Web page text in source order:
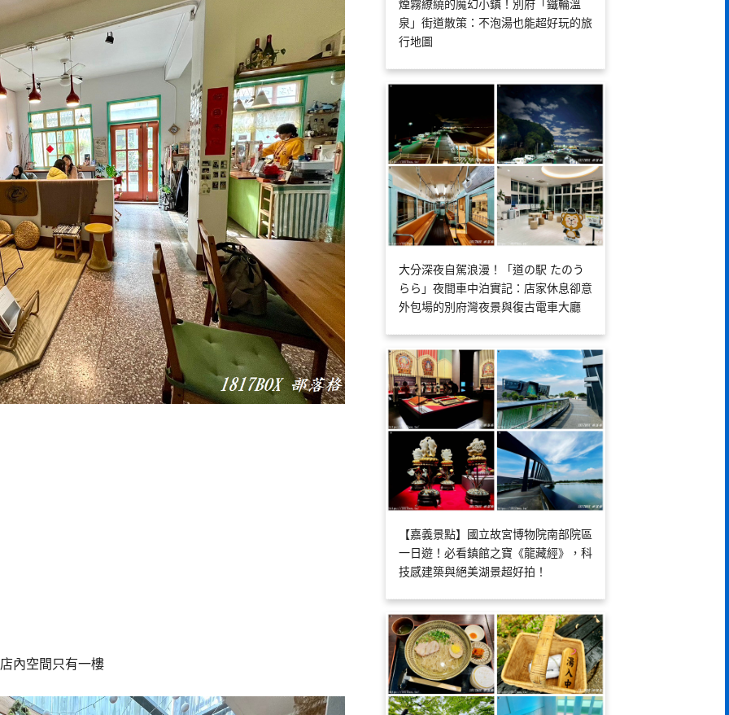
店內空間只有一樓
煙霧繚繞的魔幻小鎮！別府「鐵輪溫
泉」街道散策：不泡湯也能超好玩的旅
行地圖
大分深夜自駕浪漫！「道の駅 たのう
らら」夜間車中泊實記：店家休息卻意
外包場的別府灣夜景與復古電車大廳
【嘉義景點】國立故宮博物院南部院區
一日遊！必看鎮館之寶《龍藏經》，科
技感建築與絕美湖景超好拍！